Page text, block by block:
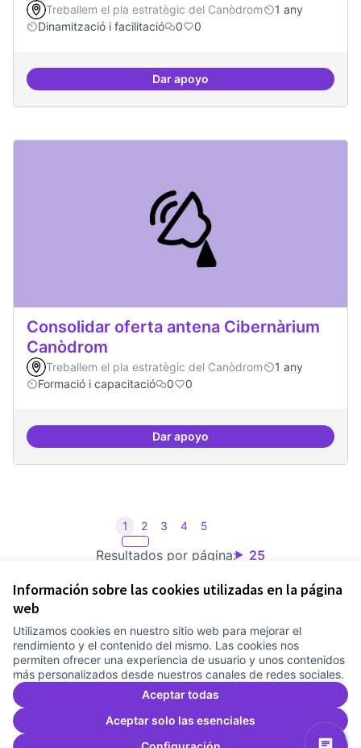
Información sobre las cookies utilizadas en la página
web
Utilizamos cookies en nuestro sitio web para mejorar el
rendimiento y el contenido del mismo. Las cookies nos
permiten ofrecer una experiencia de usuario y unos contenidos
más personalizados desde nuestros canales de redes sociales.
Aceptar todas
Aceptar solo las esenciales
Treballem el pla estratègic del Canòdrom
1 any
Dinamització i facilitació
0 0
Dar apoyoTrobades democràtiques
Consolidar oferta antena Cibernàrium
Canòdrom
Treballem el pla estratègic del Canòdrom
1 any
Formació i capacitació
0 0
Dar apoyoConsolidar oferta antena
Resultados por página: 25
1 2 3 4 5
Términos y condiciones de uso
Configuración de cookies
Comunitat Canòdrom en Facebook
(Link extern)
Comunitat Canòdrom en Instagram
(Link extern)
Comunitat Canòdrom en YouTube
(Link extern)
Castellano
Triar la llenguaElegir el idiomaChoose language